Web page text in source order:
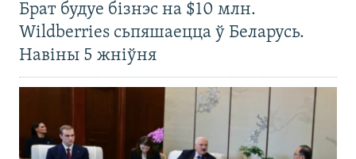
Брат будуе бізнэс на $10 млн.
Wildberries сьпяшаецца ў Беларусь.
Навіны 5 жніўня